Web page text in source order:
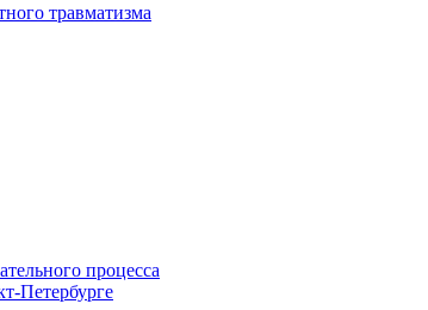
травматизма
процесса
Петербурге